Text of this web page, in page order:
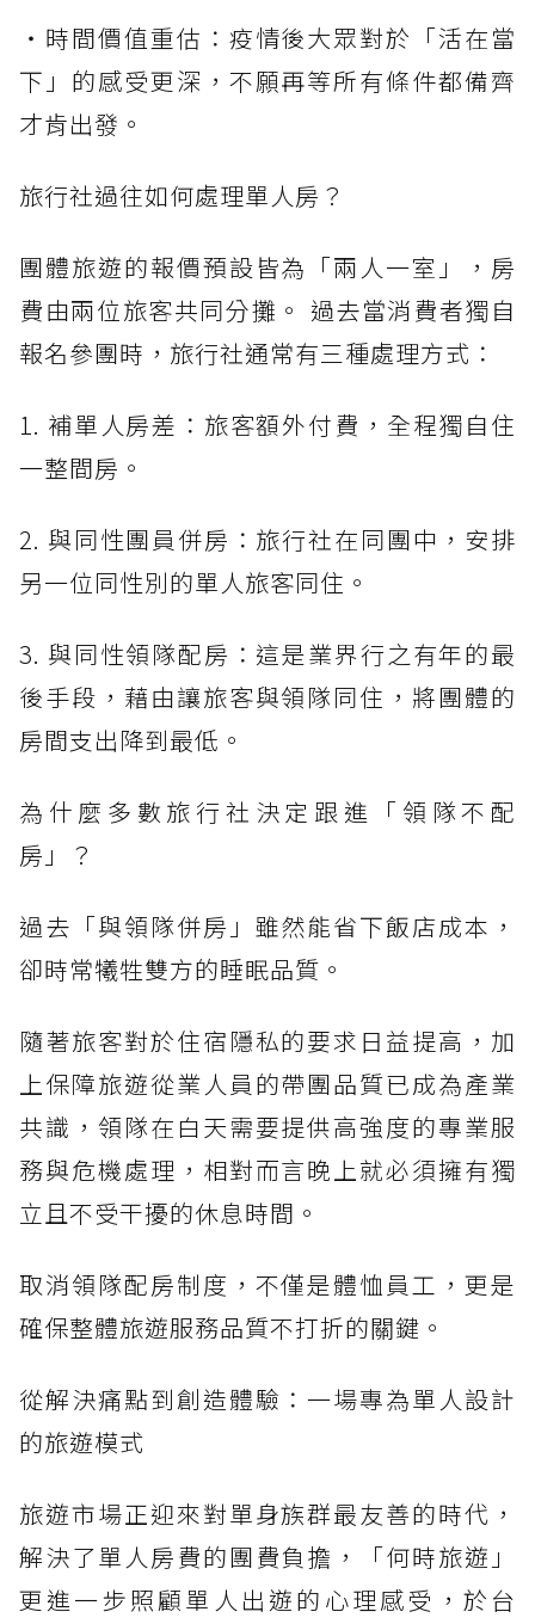
・時間價值重估：疫情後大眾對於「活在當
下」的感受更深，不願再等所有條件都備齊
才肯出發。
旅行社過往如何處理單人房？
團體旅遊的報價預設皆為「兩人一室」，房
費由兩位旅客共同分攤。 過去當消費者獨自
報名參團時，旅行社通常有三種處理方式：
1. 補單人房差：旅客額外付費，全程獨自住
一整間房。
2. 與同性團員併房：旅行社在同團中，安排
另一位同性別的單人旅客同住。
3. 與同性領隊配房：這是業界行之有年的最
後手段，藉由讓旅客與領隊同住，將團體的
房間支出降到最低。
為什麼多數旅行社決定跟進「領隊不配
房」？
過去「與領隊併房」雖然能省下飯店成本，
卻時常犧牲雙方的睡眠品質。
隨著旅客對於住宿隱私的要求日益提高，加
上保障旅遊從業人員的帶團品質已成為產業
共識，領隊在白天需要提供高強度的專業服
務與危機處理，相對而言晚上就必須擁有獨
立且不受干擾的休息時間。
取消領隊配房制度，不僅是體恤員工，更是
確保整體旅遊服務品質不打折的關鍵。
從解決痛點到創造體驗：一場專為單人設計
的旅遊模式
旅遊市場正迎來對單身族群最友善的時代，
解決了單人房費的團費負擔，「何時旅遊」
更進一步照顧單人出遊的心理感受，於台